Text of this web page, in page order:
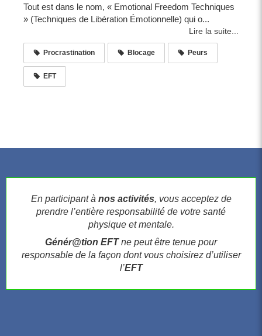
Tout est dans le nom, « Emotional Freedom Techniques
» (Techniques de Libération Émotionnelle) qui o...
Lire la suite...
Procrastination Blocage Peurs
EFT
En participant à nos activités, vous acceptez de
prendre l’entière responsabilité de votre santé
physique et mentale.
Génér@tion EFTne peut être tenue pour
responsable de la façon dont vous choisirez d’utiliser
l’EFT